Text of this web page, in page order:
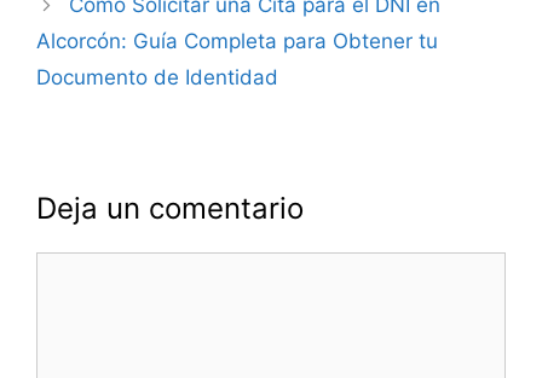
Cómo Solicitar una Cita para el DNI en
Alcorcón: Guía Completa para Obtener tu
Documento de Identidad
Deja un comentario